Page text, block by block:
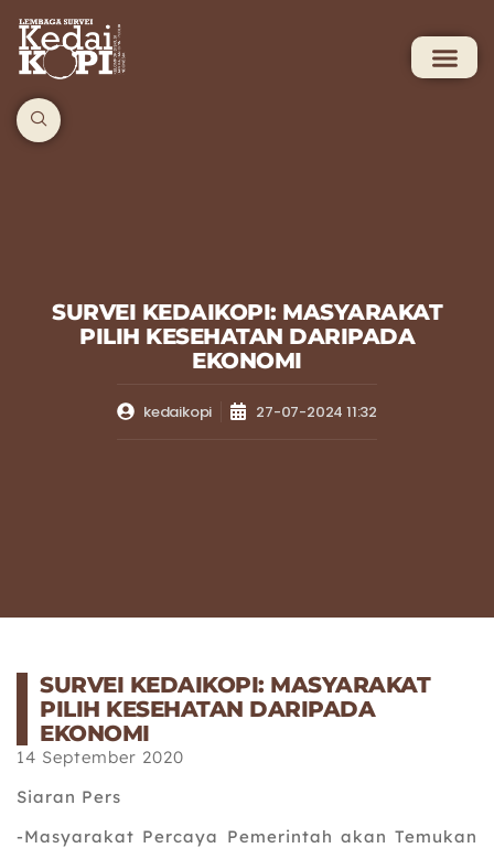
SURVEI KEDAIKOPI: MASYARAKAT
PILIH KESEHATAN DARIPADA
EKONOMI
kedaikopi 27-07-2024 11:32
SURVEI KEDAIKOPI: MASYARAKAT
PILIH KESEHATAN DARIPADA
EKONOMI
14 September 2020
Siaran Pers
-Masyarakat Percaya Pemerintah akan Temukan